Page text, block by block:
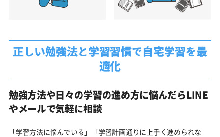
正しい勉強法と学習習慣で自宅学習を最
適化
勉強方法や日々の学習の進め方に悩んだらLINE
やメールで気軽に相談
「学習方法に悩んでいる」「学習計画通りに上手く進められな